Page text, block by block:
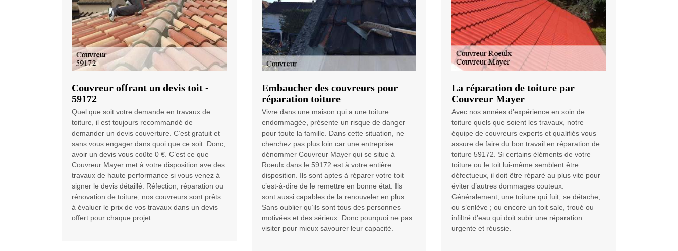
Couvreur offrant un devis toit -
59172
Quel que soit votre demande en travaux de
toiture, il est toujours recommandé de
demander un devis couverture. C’est gratuit et
sans vous engager dans quoi que ce soit. Donc,
avoir un devis vous coûte 0 €. C’est ce que
Couvreur Mayer met à votre disposition ave des
travaux de haute performance si vous venez à
signer le devis détaillé. Réfection, réparation ou
rénovation de toiture, nos couvreurs sont prêts
à évaluer le prix de vos travaux dans un devis
offert pour chaque projet.
Embaucher des couvreurs pour
réparation toiture
Vivre dans une maison qui a une toiture
endommagée, présente un risque de danger
pour toute la famille. Dans cette situation, ne
cherchez pas plus loin car une entreprise
dénommer Couvreur Mayer qui se situe à
Roeulx dans le 59172 est à votre entière
disposition. Ils sont aptes à réparer votre toit
c’est-à-dire de le remettre en bonne état. Ils
sont aussi capables de la renouveler en plus.
Sans oublier qu’ils sont tous des personnes
motivées et des sérieux. Donc pourquoi ne pas
visiter pour mieux savourer leur capacité.
La réparation de toiture par
Couvreur Mayer
Avec nos années d’expérience en soin de
toiture quels que soient les travaux, notre
équipe de couvreurs experts et qualifiés vous
assure de faire du bon travail en réparation de
toiture 59172. Si certains éléments de votre
toiture ou le toit lui-même semblent être
défectueux, il doit être réparé au plus vite pour
éviter d’autres dommages couteux.
Généralement, une toiture qui fuit, se détache,
ou s’enlève ; ou encore un toit sale, troué ou
infiltré d’eau qui doit subir une réparation
urgente et réussie.